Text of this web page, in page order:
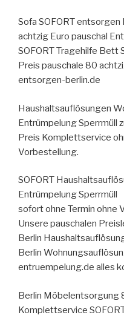
Sofa SOFORT
achtzig Euro pauschal
SOFORT Tragehilfe Bett
Preis pauschale 80
entsorgen-berlin.de
Haushaltsauflösungen
Entrümpelung Sperrmüll
Preis Komplettservice
Vorbestellung.
SOFORT
Entrümpelung Sperrmüll
sofort ohne Termin ohne
Unsere pauschalen
Berlin
Berlin
entruempelung.de alles
Berlin Möbelentsorgung
Komplettservice